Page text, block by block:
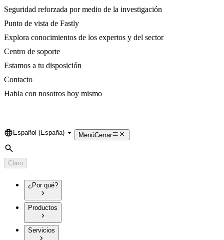
Seguridad reforzada por medio de la investigación
Punto de vista de Fastly
Explora conocimientos de los expertos y del sector
Centro de soporte
Estamos a tu disposición
Contacto
Habla con nosotros hoy mismo
Language
Español (España) MenúCerrar
Búsqueda
Claro
¿Por qué?
Productos
Servicios